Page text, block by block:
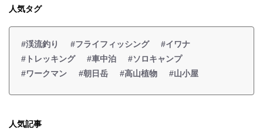
人気タグ
#渓流釣り #フライフィッシング
#イワナ
#トレッキング
#車中泊
#ソロキャンプ
#ワークマン
#朝日岳 #高山植物 #山小屋
人気記事